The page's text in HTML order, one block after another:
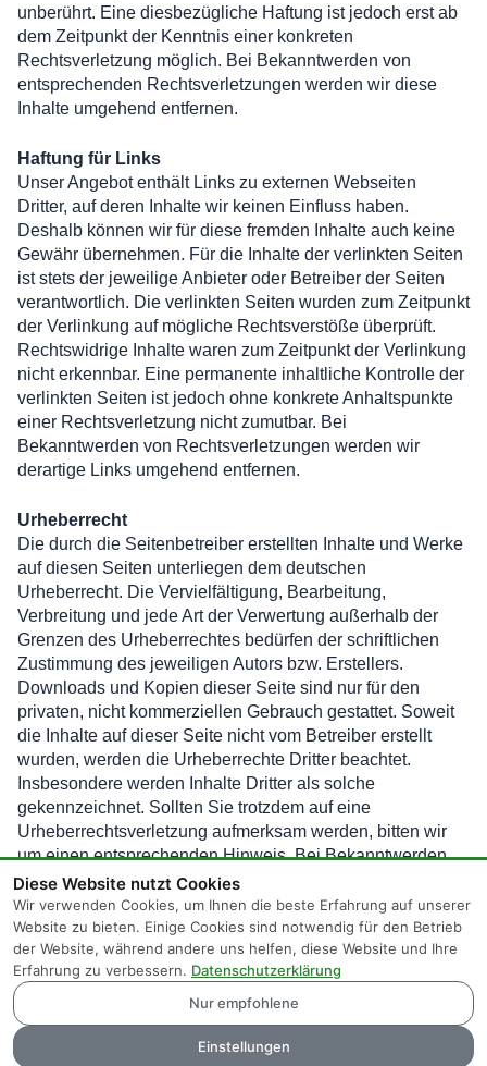
unberührt. Eine diesbezügliche Haftung ist jedoch erst ab
dem Zeitpunkt der Kenntnis einer konkreten
Rechtsverletzung möglich. Bei Bekanntwerden von
entsprechenden Rechtsverletzungen werden wir diese
Inhalte umgehend entfernen.
Haftung für Links
Unser Angebot enthält Links zu externen Webseiten
Dritter, auf deren Inhalte wir keinen Einfluss haben.
Deshalb können wir für diese fremden Inhalte auch keine
Gewähr übernehmen. Für die Inhalte der verlinkten Seiten
ist stets der jeweilige Anbieter oder Betreiber der Seiten
verantwortlich. Die verlinkten Seiten wurden zum Zeitpunkt
der Verlinkung auf mögliche Rechtsverstöße überprüft.
Rechtswidrige Inhalte waren zum Zeitpunkt der Verlinkung
nicht erkennbar. Eine permanente inhaltliche Kontrolle der
verlinkten Seiten ist jedoch ohne konkrete Anhaltspunkte
einer Rechtsverletzung nicht zumutbar. Bei
Bekanntwerden von Rechtsverletzungen werden wir
derartige Links umgehend entfernen.
Urheberrecht
Die durch die Seitenbetreiber erstellten Inhalte und Werke
auf diesen Seiten unterliegen dem deutschen
Urheberrecht. Die Vervielfältigung, Bearbeitung,
Verbreitung und jede Art der Verwertung außerhalb der
Grenzen des Urheberrechtes bedürfen der schriftlichen
Zustimmung des jeweiligen Autors bzw. Erstellers.
Downloads und Kopien dieser Seite sind nur für den
privaten, nicht kommerziellen Gebrauch gestattet. Soweit
die Inhalte auf dieser Seite nicht vom Betreiber erstellt
wurden, werden die Urheberrechte Dritter beachtet.
Insbesondere werden Inhalte Dritter als solche
gekennzeichnet. Sollten Sie trotzdem auf eine
Urheberrechtsverletzung aufmerksam werden, bitten wir
um einen entsprechenden Hinweis. Bei Bekanntwerden
von Rechtsverletzungen werden wir derartige Inhalte
umgehend entfernen.
ImpressumPrivatsphäre und Datenschutz
Diese Website nutzt Cookies
Wir verwenden Cookies, um Ihnen die beste Erfahrung auf unserer
Website zu bieten. Einige Cookies sind notwendig für den Betrieb
der Website, während andere uns helfen, diese Website und Ihre
Erfahrung zu verbessern. Datenschutzerklärung
Nur empfohlene
Einstellungen